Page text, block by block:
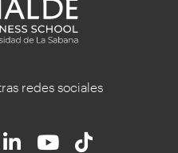
redes sociales